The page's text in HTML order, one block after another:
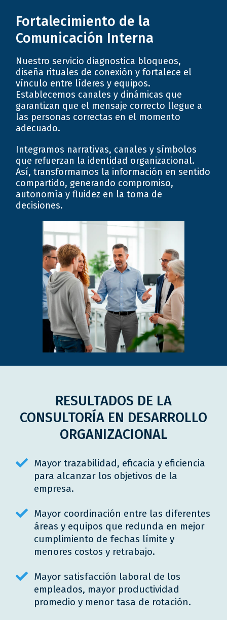
Fortalecimiento de la
Comunicación Interna
Nuestro servicio diagnostica bloqueos,
diseña rituales de conexión y fortalece el
vínculo entre líderes y equipos.
Establecemos canales y dinámicas que
garantizan que el mensaje correcto llegue a
las personas correctas en el momento
adecuado.
Integramos narrativas, canales y símbolos
que refuerzan la identidad organizacional.
Así, transformamos la información en sentido
compartido, generando compromiso,
autonomía y fluidez en la toma de
decisiones.
RESULTADOS DE LA
CONSULTORÍA EN DESARROLLO
ORGANIZACIONAL
Mayor trazabilidad, eficacia y eficiencia
para alcanzar los objetivos de la
empresa.
Mayor coordinación entre las diferentes
áreas y equipos que redunda en mejor
cumplimiento de fechas límite y
menores costos y retrabajo.
Mayor satisfacción laboral de los
empleados, mayor productividad
promedio y menor tasa de rotación.